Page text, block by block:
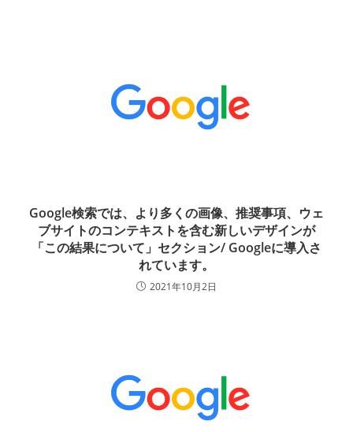
Google検索では、より多くの画像、推奨事項、ウェ
ブサイトのコンテキストを含む新しいデザインが
「この結果について」セクション/ Googleに導入さ
れています。
2021年10月2日